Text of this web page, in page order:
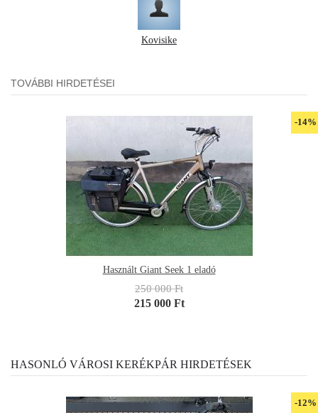
Kovisike
TOVÁBBI HIRDETÉSEI
-14%
Használt Giant Seek 1 eladó
250 000 Ft
215 000 Ft
HASONLÓ VÁROSI KERÉKPÁR HIRDETÉSEK
-12%